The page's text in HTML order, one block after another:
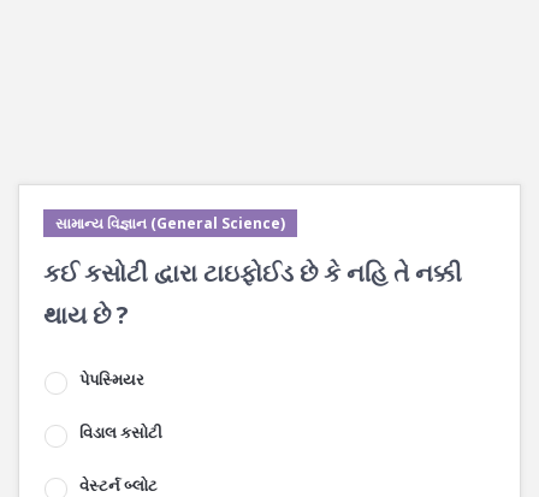
સામાન્ય વિજ્ઞાન (General Science)
કઈ કસોટી દ્વારા ટાઇફોઈડ છે કે નહિ તે નક્કી
થાય છે ?
પેપસ્મિયર
વિડાલ કસોટી
વેસ્ટર્ન બ્લોટ